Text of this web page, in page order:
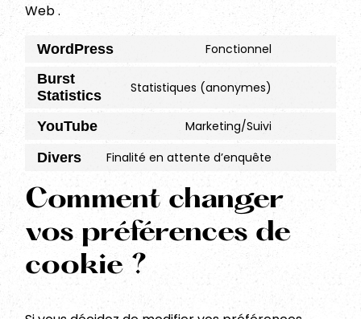
Web .
WordPress Fonctionnel
Burst
Statistics
Statistiques (anonymes)
YouTube Marketing/Suivi
youtube
Divers Finalité en attente d’enquête
divers
Comment changer
vos préférences de
cookie ?